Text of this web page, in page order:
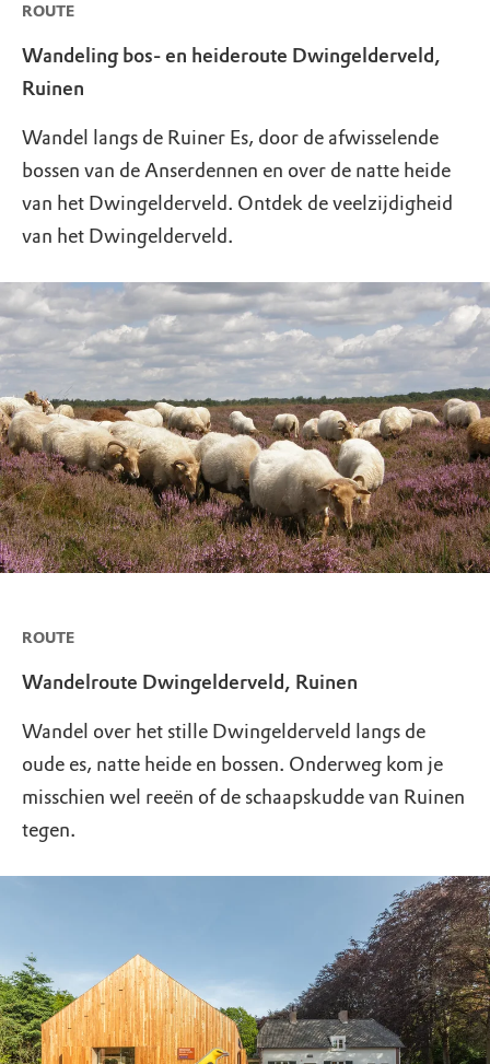
ROUTE
Wandeling bos- en heideroute Dwingelderveld,
Ruinen
Wandel langs de Ruiner Es, door de afwisselende
bossen van de Anserdennen en over de natte heide
van het Dwingelderveld. Ontdek de veelzijdigheid
van het Dwingelderveld.
ROUTE
Wandelroute Dwingelderveld, Ruinen
Wandel over het stille Dwingelderveld langs de
oude es, natte heide en bossen. Onderweg kom je
misschien wel reeën of de schaapskudde van Ruinen
tegen.